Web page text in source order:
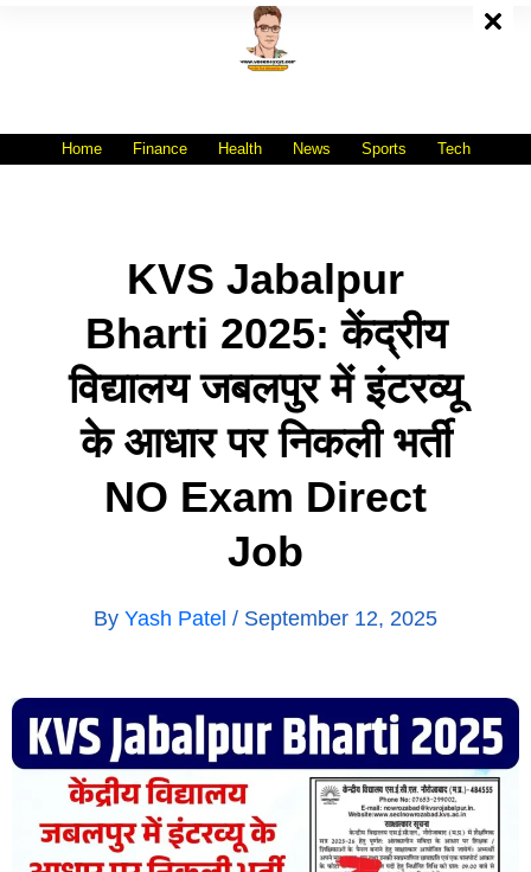
Home Finance Health News Sports Tech
KVS Jabalpur
Bharti 2025: केंद्रीय
विद्यालय जबलपुर में इंटरव्यू
के आधार पर निकली भर्ती
NO Exam Direct
Job
By Yash Patel / September 12, 2025